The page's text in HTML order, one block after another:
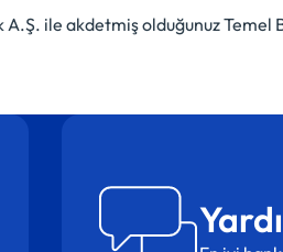
ile akdetmiş olduğunuz